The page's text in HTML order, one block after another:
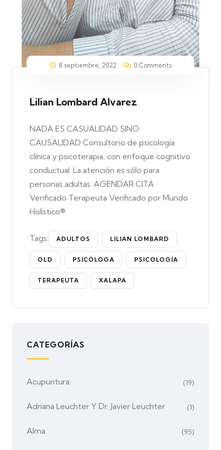
8 septiembre, 2022 0 Comments
Lilian Lombard Alvarez
NADA ES CASUALIDAD SINO
CAUSALIDAD Consultorio de psicología
clínica y psicoterapia, con enfoque cognitivo
conductual. La atención es sólo para
personas adultas. AGENDAR CITA
Verificado Terapeuta Verificado por Mundo
Holístico®
Tags: ADULTOS LILIAN LOMBARD
OLD PSICÓLOGA PSICOLOGÍA
TERAPEUTA XALAPA
CATEGORÍAS
Acupuntura (19)
Adriana Leuchter Y Dr. Javier Leuchter (1)
Alma (95)